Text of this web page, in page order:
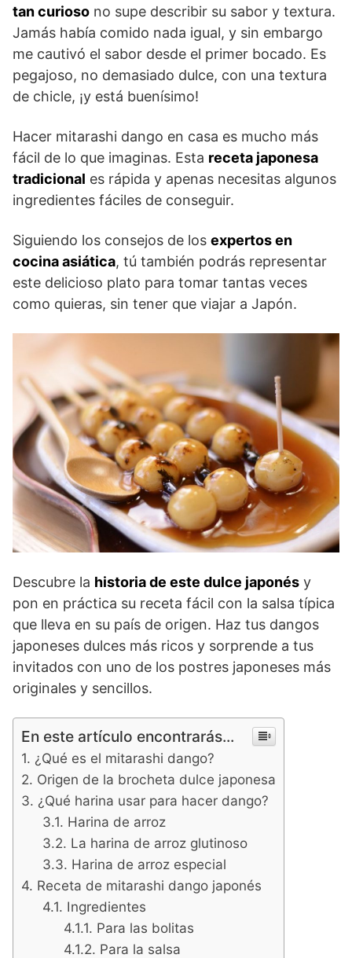
tan curioso no supe describir su sabor y textura.
Jamás había comido nada igual, y sin embargo
me cautivó el sabor desde el primer bocado. Es
pegajoso, no demasiado dulce, con una textura
de chicle, ¡y está buenísimo!
Hacer mitarashi dango en casa es mucho más
fácil de lo que imaginas. Esta receta japonesa
tradicional es rápida y apenas necesitas algunos
ingredientes fáciles de conseguir.
Siguiendo los consejos de los expertos en
cocina asiática, tú también podrás representar
este delicioso plato para tomar tantas veces
como quieras, sin tener que viajar a Japón.
Descubre la historia de este dulce japonés y
pon en práctica su receta fácil con la salsa típica
que lleva en su país de origen. Haz tus dangos
japoneses dulces más ricos y sorprende a tus
invitados con uno de los postres japoneses más
originales y sencillos.
En este artículo encontrarás...
¿Qué es el mitarashi dango?
Origen de la brocheta dulce japonesa
¿Qué harina usar para hacer dango?
Harina de arroz
La harina de arroz glutinoso
Harina de arroz especial
Receta de mitarashi dango japonés
Ingredientes
Para las bolitas
Para la salsa